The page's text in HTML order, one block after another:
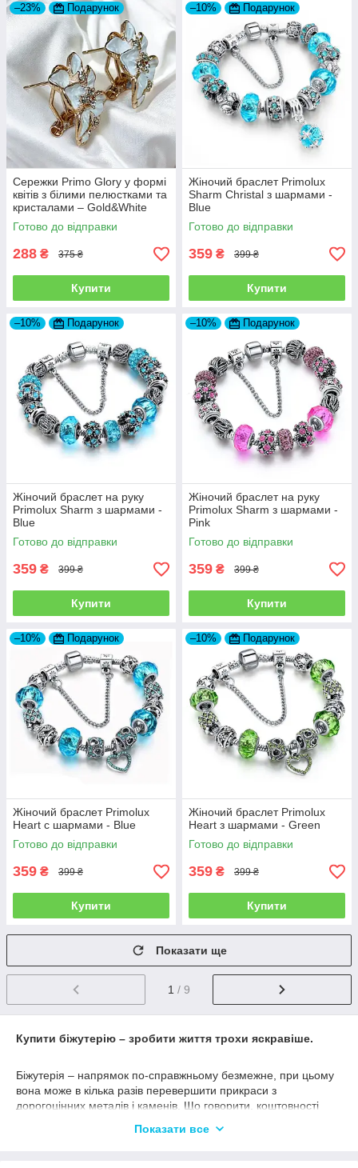
–23% Подарунок
Сережки Primo Glory у формі
квітів з білими пелюстками та
кристалами – Gold&White
Готово до відправки
288 ₴ 375 ₴
Купити
–10% Подарунок
Жіночий браслет Primolux
Sharm Christal з шармами -
Blue
Готово до відправки
359 ₴ 399 ₴
Купити
–10% Подарунок
Жіночий браслет на руку
Primolux Sharm з шармами -
Blue
Готово до відправки
359 ₴ 399 ₴
Купити
–10% Подарунок
Жіночий браслет на руку
Primolux Sharm з шармами -
Pink
Готово до відправки
359 ₴ 399 ₴
Купити
–10% Подарунок
Жіночий браслет Primolux
Heart с шармами - Blue
Готово до відправки
359 ₴ 399 ₴
Купити
–10% Подарунок
Жіночий браслет Primolux
Heart з шармами - Green
Готово до відправки
359 ₴ 399 ₴
Купити
Показати ще
1 / 9
Купити біжутерію – зробити життя трохи яскравіше.
Біжутерія – напрямок по-справжньому безмежне, при цьому
вона може в кілька разів перевершити прикраси з
дорогоцінних металів і каменів. Що говорити, коштовності
необхідна для створення довершеного образу. вона
Показати все